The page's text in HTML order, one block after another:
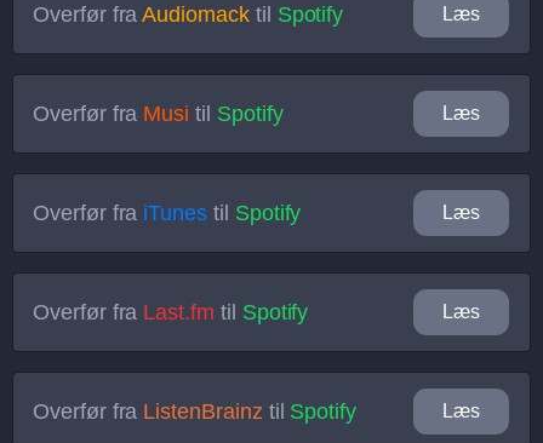
Overfør fraAudiomacktil Spotify Læs
Overfør fra Musi til Spotify Læs
Overfør fra iTunes til Spotify Læs
Overfør fra Last.fm til Spotify Læs
Overfør fra ListenBrainz til Spotify Læs